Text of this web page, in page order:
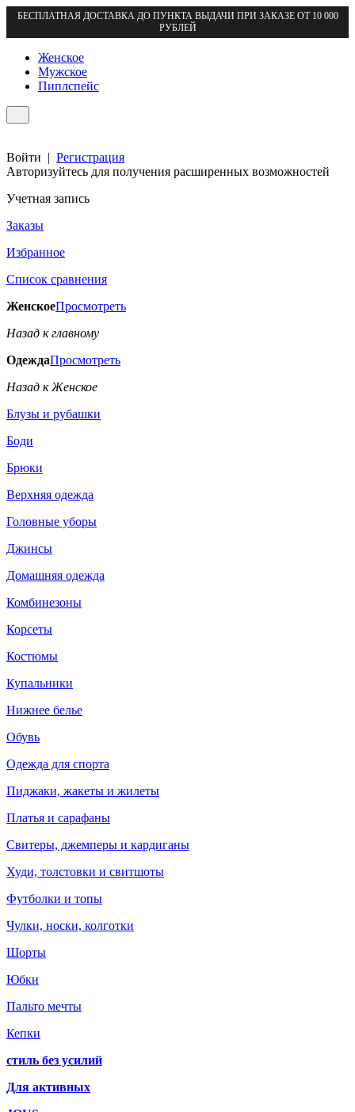
БЕСПЛАТНАЯ ДОСТАВКА ДО ПУНКТА ВЫДАЧИ ПРИ ЗАКАЗЕ ОТ 10 000
РУБЛЕЙ
Женское
Мужское
Пиплспейс
Войти | Регистрация
Авторизуйтесь для получения расширенных возможностей
Учетная запись
Заказы
Избранное
Список сравнения
ЖенскоеПросмотреть
Назад к главному
ОдеждаПросмотреть
Назад к Женское
Блузы и рубашки
Боди
Брюки
Верхняя одежда
Головные уборы
Джинсы
Домашняя одежда
Комбинезоны
Корсеты
Костюмы
Купальники
Нижнее белье
Обувь
Одежда для спорта
Пиджаки, жакеты и жилеты
Платья и сарафаны
Свитеры, джемперы и кардиганы
Худи, толстовки и свитшоты
Футболки и топы
Чулки, носки, колготки
Шорты
Юбки
Пальто мечты
Кепки
стиль без усилий
Для активных